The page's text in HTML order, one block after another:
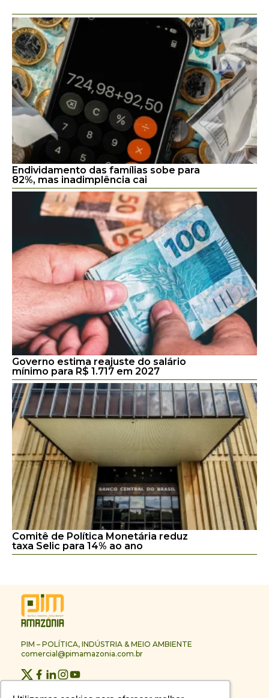
Endividamento das famílias sobe para
82%, mas inadimplência cai
Governo estima reajuste do salário
mínimo para R$ 1.717 em 2027
Comitê de Política Monetária reduz
taxa Selic para 14% ao ano
PIM – POLÍTICA, INDÚSTRIA & MEIO AMBIENTE
comercial@pimamazonia.com.br